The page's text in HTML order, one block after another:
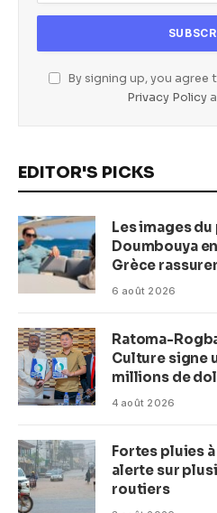
By signing up, you
Privacy Policy
EDITOR'S PICKS
Les images
Doumbouya
Grèce
(Macka Baldé)
6 août 2026
Ratoma-
Culture signe
millions de
plage en
4 août 2026
Fortes pluies à
alerte sur
routiers